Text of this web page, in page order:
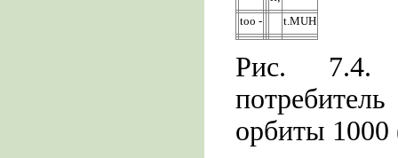
too -
t.MUH
Рис. 7.4.
орбиты